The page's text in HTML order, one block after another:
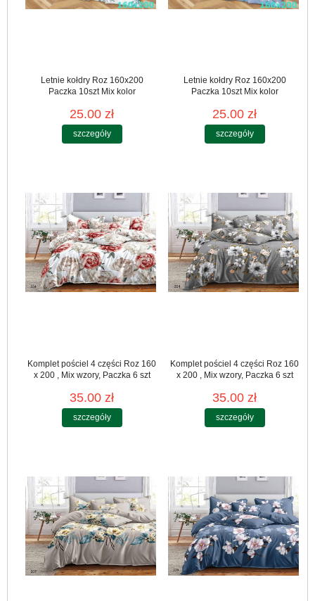
Letnie kołdry Roz 160x200
Paczka 10szt Mix kolor
25.00 zł
szczegóły
Letnie kołdry Roz 160x200
Paczka 10szt Mix kolor
25.00 zł
szczegóły
Komplet pościel 4 części Roz 160
x 200 , Mix wzory, Paczka 6 szt
35.00 zł
szczegóły
Komplet pościel 4 części Roz 160
x 200 , Mix wzory, Paczka 6 szt
35.00 zł
szczegóły